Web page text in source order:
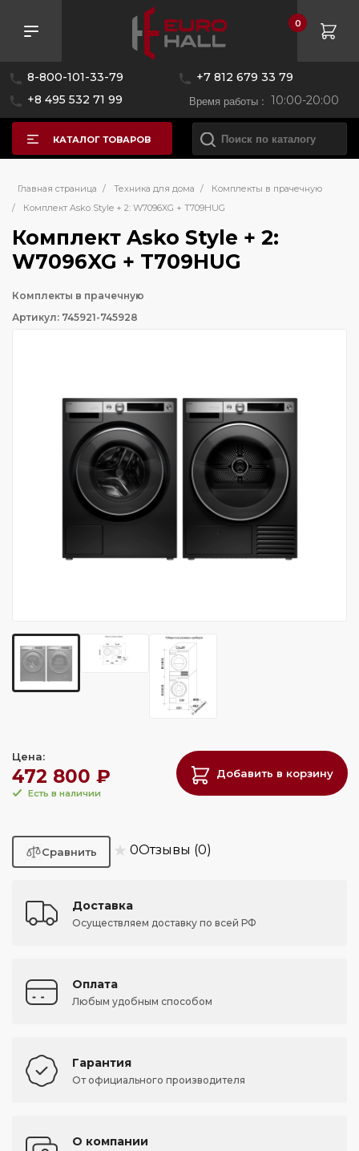
8-800-101-33-79
+7 812 679 33 79
+8 495 532 71 99
Время работы : 10:00-20:00
0
КАТАЛОГ ТОВАРОВ
Главная страница / Техника для дома /
Комплекты в прачечную
/
Комплект Asko Style + 2: W7096XG + T709HUG
Комплект Asko Style + 2:
W7096XG + T709HUG
Комплекты в прачечную
Артикул: 745921-745928
Цена:
472 800 ₽
Есть в наличии
Добавить в корзину
★ 0Отзывы (0)
Доставка
Осуществляем доставку по всей РФ
Оплата
Любым удобным способом
Гарантия
От официального производителя
О компании